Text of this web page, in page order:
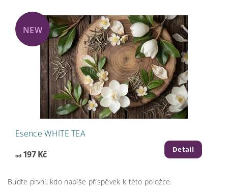
NEW
Esence WHITE TEA
od197 Kč Detail
Buďte první, kdo napíše příspěvek k této položce.